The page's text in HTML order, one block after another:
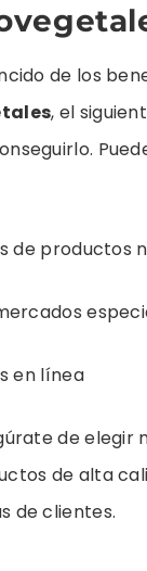
de los
, el
de productos
en línea
de elegir
de alta
de clientes.